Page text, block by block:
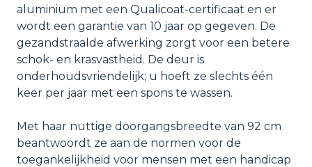
aluminium met een Qualicoat-certificaat en er
wordt een garantie van 10 jaar op gegeven. De
gezandstraalde afwerking zorgt voor een betere
schok- en krasvastheid. De deur is
onderhoudsvriendelijk; u hoeft ze slechts één
keer per jaar met een spons te wassen.
Met haar nuttige doorgangsbreedte van 92 cm
beantwoordt ze aan de normen voor de
toegankelijkheid voor mensen met een handicap